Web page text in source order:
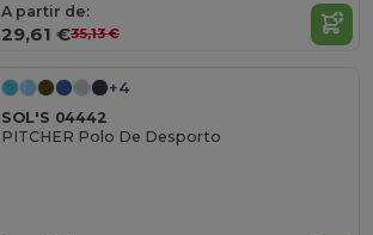
A partir de:
29,61 €35,13 €
+4
SOL'S 04442
PITCHER Polo De Desporto